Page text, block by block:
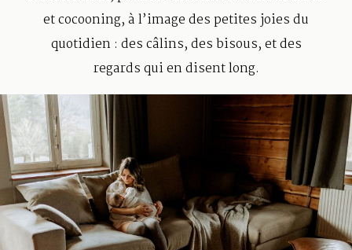
et cocooning, à l’image des petites joies du
quotidien : des câlins, des bisous, et des
regards qui en disent long.